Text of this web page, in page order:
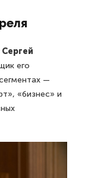
его
—
«бизнес» и